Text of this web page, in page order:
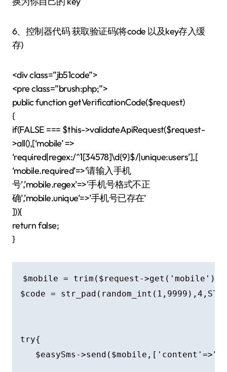
6、控制器代码 获取验证码(将code 以及key存入缓
存)
<div class=”jb51code”>
<pre class=”brush:php;”>
public function getVerificationCode($request)
{
if(FALSE === $this->validateApiRequest($request-
>all(),[‘mobile’ =>
‘required|regex:/^1[34578]\d{9}$/|unique:users’],[
‘mobile.required’=>’请输入手机
号’,’mobile.regex’=>’手机号格式不正
确’,’mobile.unique’=>’手机号已存在’
])){
return false;
}
$mobile = trim($request->get('mobile'));
$code =
try{
$easySms->send($mobile,['content'=>"【